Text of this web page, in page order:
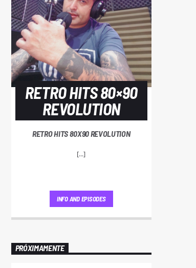
RETRO HITS 80×90
REVOLUTION
RETRO HITS 80X90 REVOLUTION
[...]
INFO AND EPISODES
PRÓXIMAMENTE